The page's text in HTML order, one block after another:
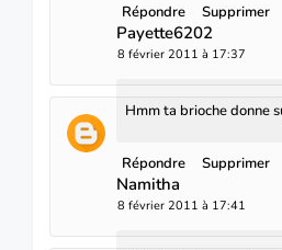
Répondre Supprimer
Payette6202
8 février 2011 à 17:37
Hmm ta brioche donne
Répondre Supprimer
Namitha
8 février 2011 à 17:41